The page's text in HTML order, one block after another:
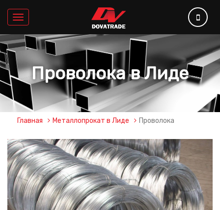
Меню
Проволока в Лиде
Главная Металлопрокат в Лиде Проволока